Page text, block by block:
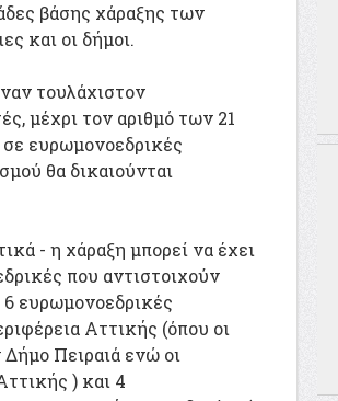
βάσης χάραξης των
και οι δήμοι.
τουλάχιστον
μέχρι τον αριθμό των 21
ευρωμονοεδρικές
θα δικαιούνται
- η χάραξη μπορεί να έχει
που αντιστοιχούν
6 ευρωμονοεδρικές
Αττικής (όπου οι
Πειραιά ενώ οι
) και 4